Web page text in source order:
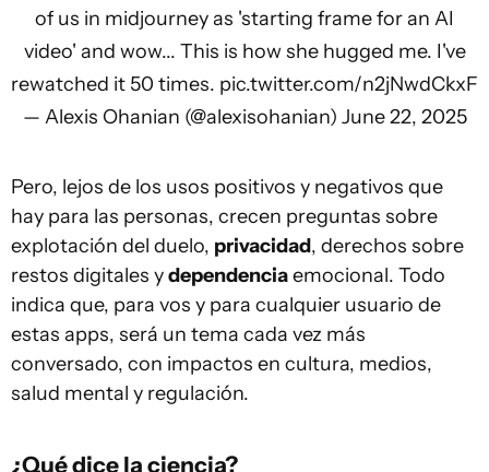
of us in midjourney as 'starting frame for an AI
video' and wow... This is how she hugged me. I've
rewatched it 50 times. pic.twitter.com/n2jNwdCkxF
— Alexis Ohanian (@alexisohanian) June 22, 2025
Pero, lejos de los usos positivos y negativos que
hay para las personas, crecen preguntas sobre
explotación del duelo, privacidad, derechos sobre
restos digitales ydependenciaemocional. Todo
indica que, para vos y para cualquier usuario de
estas apps, será un tema cada vez más
conversado, con impactos en cultura, medios,
salud mental y regulación.
¿Qué dice la ciencia?